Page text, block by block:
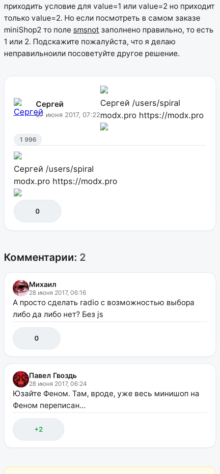
приходить условие для value=1 или value=2 но приходит
только value=2. Но если посмотреть в самом заказе
miniShop2 то поле smsnot заполнено правильно, то есть
1 или 2. Подскажите пожалуйста, что я делаю
неправильноили посоветуйте другое решение.
Сергей
27 июня 2017, 07:22
Сергей /users/spiral
modx.pro https://modx.pro
1 996
Сергей /users/spiral
modx.pro https://modx.pro
0
Комментарии: 2
Михаил
28 июня 2017, 06:16
А просто сделать radio с возможностью выбора
либо да либо нет? Без js
0
Павел Гвоздь
28 июня 2017, 06:24
Юзайте Феном. Там, вроде, уже весь минишоп на
Феном переписан…
+2